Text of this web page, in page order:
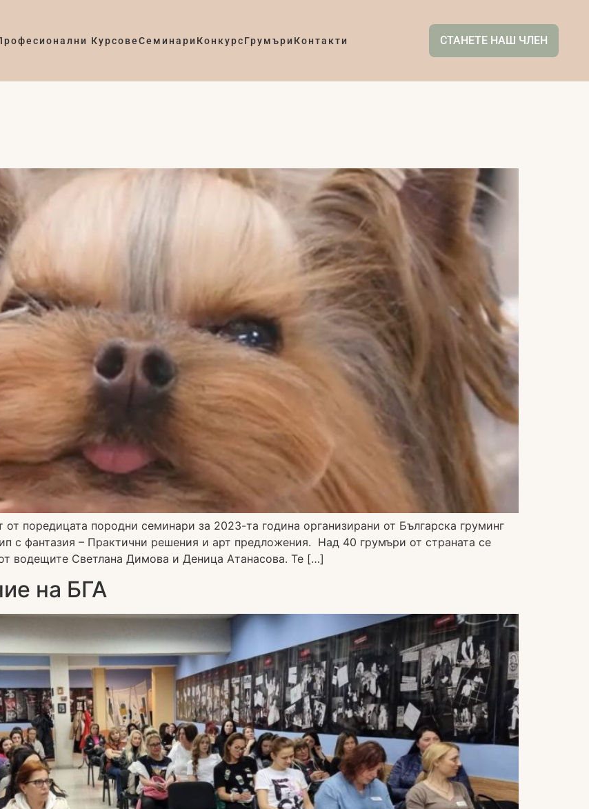
КурсовеСеминари КонкурсГрумъри Контакти СТАНЕТЕ НАШ ЧЛЕН
поредицата породни семинари за 2023-та година организирани от Българска груминг
с фантазия – Практични решения и арт предложения. Над 40 грумъри от страната се
водещите Светлана Димова и Деница Атанасова. Те […]
на БГА